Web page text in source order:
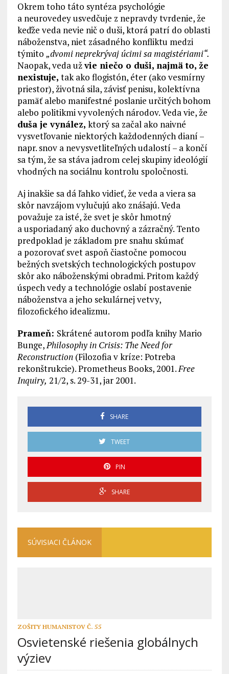
Okrem toho táto syntéza psychológie
a neurovedey usvedčuje z nepravdy tvrdenie, že
keďže veda nevie nič o duši, ktorá patrí do oblasti
náboženstva, niet zásadného konfliktu medzi
týmito „dvomi neprekrývaj úcimi sa magistériami“.
Naopak, veda užvie niečo o duši, najmä to, že
nexistuje, tak ako flogistón, éter (ako vesmírny
priestor), životná sila, závisť penisu, kolektívna
pamäť alebo manifestné poslanie určitých bohom
alebo politikmi vyvolených národov. Veda vie, že
duša je vynález, ktorý sa začal ako naivné
vysvetľovanie niektorých každodenných dianí –
napr. snov a nevysvetliteľných udalostí – a končí
sa tým, že sa stáva jadrom celej skupiny ideológií
vhodných na sociálnu kontrolu spoločnosti.
Aj inakšie sa dá ľahko vidieť, že veda a viera sa
skôr navzájom vylučujú ako znášajú. Veda
považuje za isté, že svet je skôr hmotný
a usporiadaný ako duchovný a zázračný. Tento
predpoklad je základom pre snahu skúmať
a pozorovať svet aspoň čiastočne pomocou
bežných svetských technologických postupov
skôr ako náboženskými obradmi. Pritom každý
úspech vedy a technológie oslabí postavenie
náboženstva a jeho sekulárnej vetvy,
filozofického idealizmu.
Prameň: Skrátené autorom podľa knihy Mario
Bunge,Philosophy in Crisis: The Need for
Reconstruction(Filozofia v kríze: Potreba
rekonštrukcie). Prometheus Books, 2001.Free
Inquiry, 21/2, s. 29-31, jar 2001.
SHARE
TWEET
PIN
SHARE
SÚVISIACI ČLÁNOK
ZOŠITY HUMANISTOV Č. 55
Osvietenské riešenia globálnych
výziev